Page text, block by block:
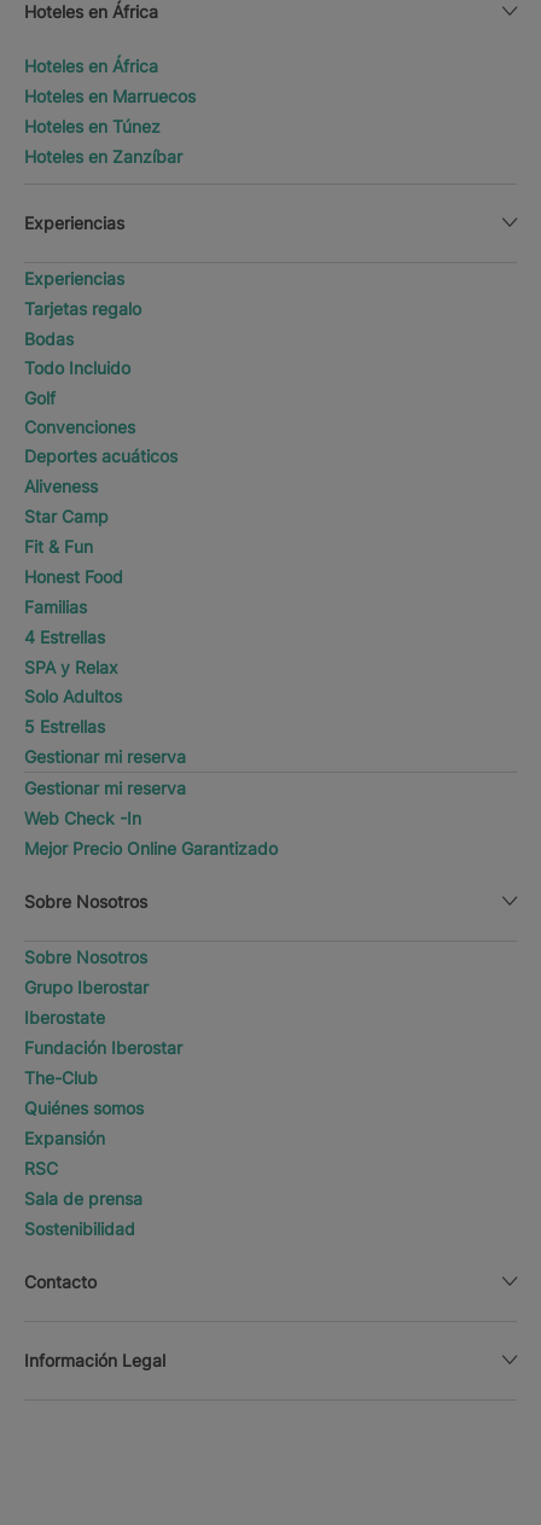
Hoteles en África
Hoteles en África
Hoteles en Marruecos
Hoteles en Túnez
Hoteles en Zanzíbar
Experiencias
Experiencias
Tarjetas regalo
Bodas
Todo Incluido
Golf
Convenciones
Deportes acuáticos
Aliveness
Star Camp
Fit & Fun
Honest Food
Familias
4 Estrellas
SPA y Relax
Solo Adultos
5 Estrellas
Gestionar mi reserva
Gestionar mi reserva
Web Check -In
Mejor Precio Online Garantizado
Sobre Nosotros
Sobre Nosotros
Grupo Iberostar
Iberostate
Fundación Iberostar
The-Club
Quiénes somos
Expansión
RSC
Sala de prensa
Sostenibilidad
Contacto
Información Legal